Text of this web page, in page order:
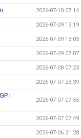
2026-07-10 07:14
2026-07-09 13:19
2026-07-09 13:03
2026-07-09 07:07
2026-07-08 07:23
2026-07-07 23:39
i
2026-07-07 07:55
2026-07-07 07:49
2026-07-06 21:28